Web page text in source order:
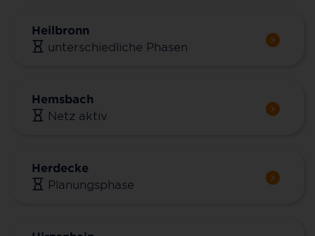
Heilbronn
unterschiedliche Phasen
Hemsbach
Netz aktiv
Herdecke
Planungsphase